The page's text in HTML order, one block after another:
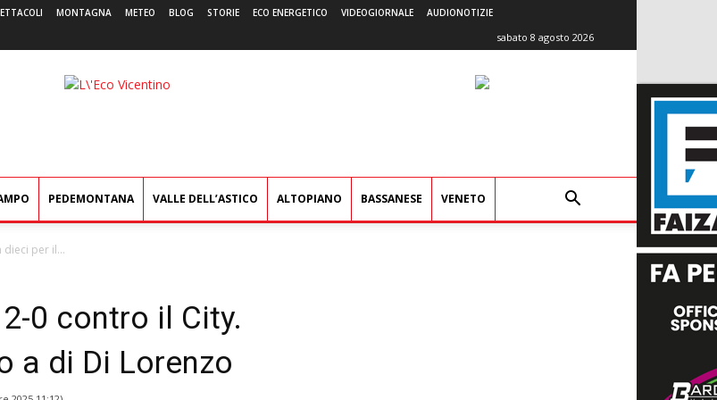
MONTAGNA METEO BLOG STORIE ECO ENERGETICO VIDEOGIORNALE AUDIONOTIZIE
sabato 8 agosto 2026
L'Eco
PEDEMONTANA VALLE DELL’ASTICO ALTOPIANO BASSANESE VENETO
dieci per il...
0 contro il City.
a di Di Lorenzo